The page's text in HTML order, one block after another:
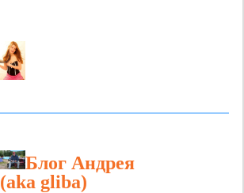
Блог Андрея
(aka gliba)